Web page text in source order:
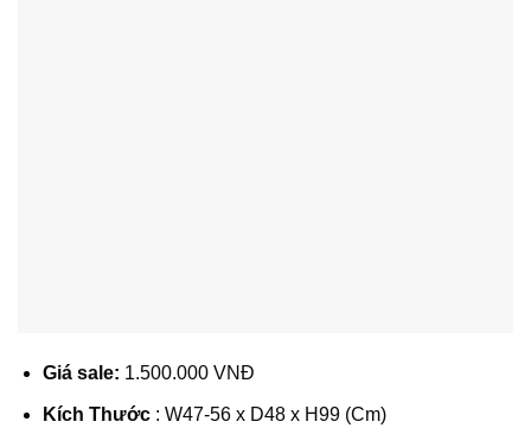
Giá sale: 1.500.000 VNĐ
Kích Thước: W47-56 x D48 x H99 (Cm)